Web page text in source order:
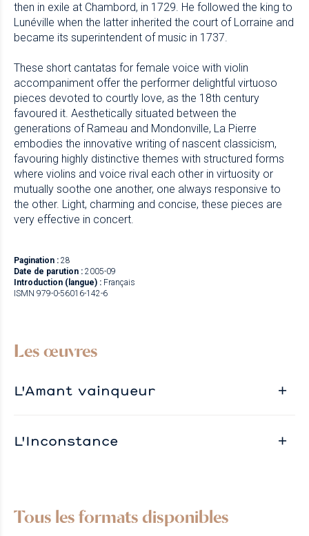
then in exile at Chambord, in 1729. He followed the king to
Lunéville when the latter inherited the court of Lorraine and
became its superintendent of music in 1737.
These short cantatas for female voice with violin
accompaniment offer the performer delightful virtuoso
pieces devoted to courtly love, as the 18th century
favoured it. Aesthetically situated between the
generations of Rameau and Mondonville, La Pierre
embodies the innovative writing of nascent classicism,
favouring highly distinctive themes with structured forms
where violins and voice rival each other in virtuosity or
mutually soothe one another, one always responsive to
the other. Light, charming and concise, these pieces are
very effective in concert.
Pagination : 28
Date de parution : 2005-09
Introduction (langue) : Français
ISMN 979-0-56016-142-6
Les œuvres
L'Amant vainqueur
L'Inconstance
Tous les formats disponibles